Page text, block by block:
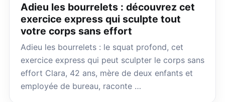
Adieu les bourrelets : découvrez cet
exercice express qui sculpte tout
votre corps sans effort
Adieu les bourrelets : le squat profond, cet
exercice express qui peut sculpter le corps sans
effort Clara, 42 ans, mère de deux enfants et
employée de bureau, raconte …